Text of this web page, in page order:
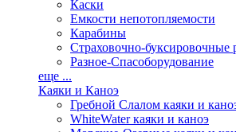
Каски
Емкости непотопляемости
Карабины
Страховочно-буксировочные
Разное-Спасоборудование
еще ...
Каяки и Каноэ
Гребной Слалом каяки и
WhiteWater каяки и каноэ